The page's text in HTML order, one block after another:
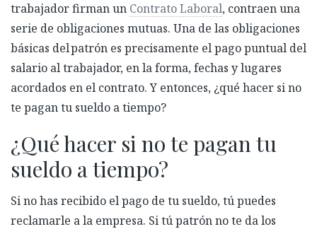
trabajador firman un Contrato Laboral, contraen una
serie de obligaciones mutuas. Una de las obligaciones
básicas del patrón es precisamente el pago puntual del
salario al trabajador, en la forma, fechas y lugares
acordados en el contrato. Y entonces, ¿qué hacer si no
te pagan tu sueldo a tiempo?
¿Qué hacer si no te pagan tu
sueldo a tiempo?
Si no has recibido el pago de tu sueldo, tú puedes
reclamarle a la empresa. Si tú patrón no te da los